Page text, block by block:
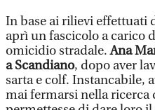
In base ai rilievi effettuati
aprì un fascicolo a carico
omicidio stradale.Ana
a Scandiano, dopo aver
sarta e colf. Instancabile,
mai fermarsi nella ricerca